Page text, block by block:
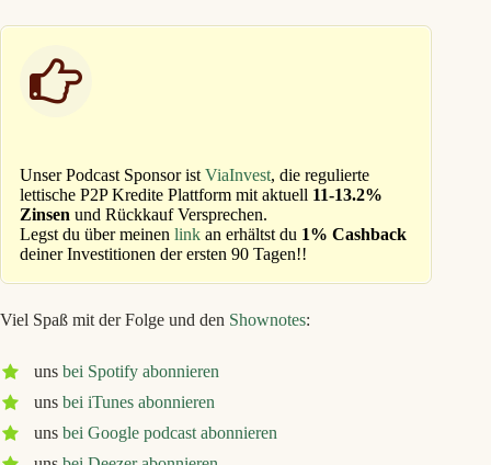
Unser Podcast Sponsor ist ViaInvest, die regulierte
lettische P2P Kredite Plattform mit aktuell 11-13.2%
Zinsen und Rückkauf Versprechen.
Legst du über meinen link an erhältst du 1% Cashback
deiner Investitionen der ersten 90 Tagen!!
Viel Spaß mit der Folge und den Shownotes:
uns bei Spotify abonnieren
uns bei iTunes abonnieren
uns bei Google podcast abonnieren